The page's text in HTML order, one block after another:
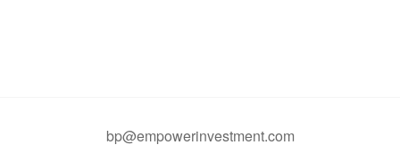
bp@empowerinvestment.com